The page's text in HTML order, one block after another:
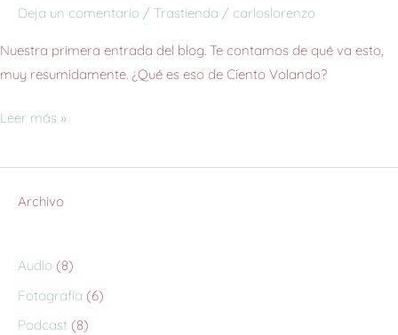
Deja un comentario / Trastienda / carloslorenzo
Nuestra primera entrada del blog. Te contamos de qué va esto,
muy resumidamente. ¿Qué es eso de Ciento Volando?
Leer más »
Archivo
Audio (8)
Fotografía (6)
Podcast (8)